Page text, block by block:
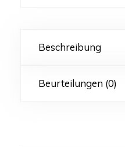
Beschreibung
Beurteilungen (0)